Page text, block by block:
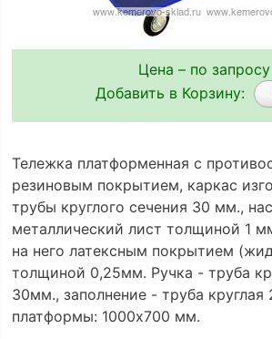
Цена – по запросу
Добавить в Корзину:
Тележка платформенная с
резиновым покрытием, каркас
трубы круглого сечения 30 мм.,
металлический лист толщиной 1
на него латексным покрытием
толщиной 0,25мм. Ручка - труба
30мм., заполнение - труба
платформы: 1000х700 мм.